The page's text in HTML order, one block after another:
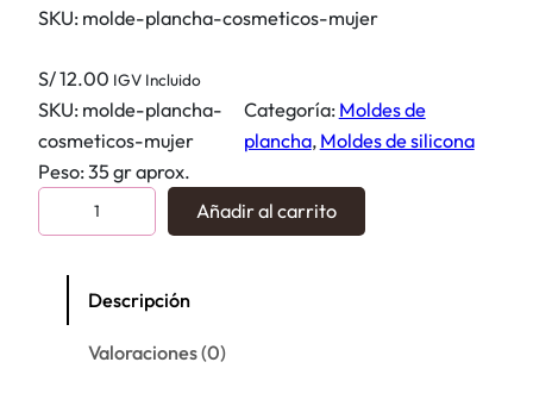
SKU: molde-plancha-cosmeticos-mujer
S/12.00 IGV Incluido
SKU: molde-plancha-
cosmeticos-mujer
Categoría: Moldes de
plancha, Moldes de silicona
Peso: 35 gr aprox.
o
Añadir al carrito
Descripción
Valoraciones (0)